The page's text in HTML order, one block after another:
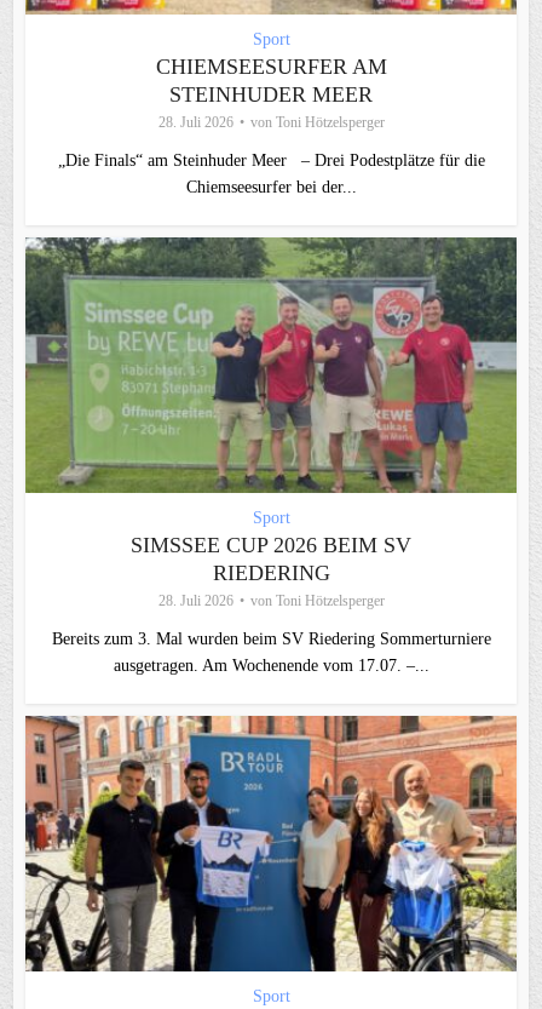
Sport
CHIEMSEESURFER AM
STEINHUDER MEER
28. Juli 2026 von Toni Hötzelsperger
„Die Finals“ am Steinhuder Meer – Drei Podestplätze für die
Chiemseesurfer bei der...
Sport
SIMSSEE CUP 2026 BEIM SV
RIEDERING
28. Juli 2026 von Toni Hötzelsperger
Bereits zum 3. Mal wurden beim SV Riedering Sommerturniere
ausgetragen. Am Wochenende vom 17.07. –...
Sport